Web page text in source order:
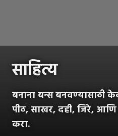
साहित्य
बनाना बन्स बनवण्यासाठी
पीठ, साखर, दही, जिरे, आणि
करा.